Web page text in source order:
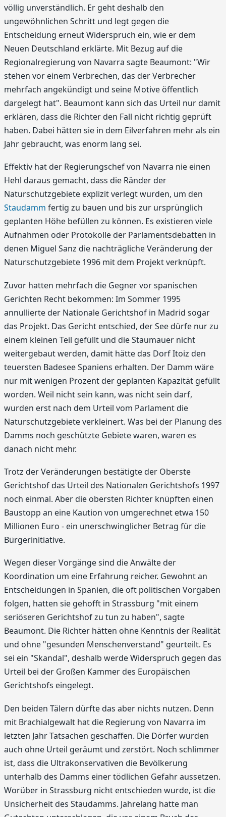
völlig unverständlich. Er geht deshalb den
ungewöhnlichen Schritt und legt gegen die
Entscheidung erneut Widerspruch ein, wie er dem
Neuen Deutschland erklärte. Mit Bezug auf die
Regionalregierung von Navarra sagte Beaumont: "Wir
stehen vor einem Verbrechen, das der Verbrecher
mehrfach angekündigt und seine Motive öffentlich
dargelegt hat". Beaumont kann sich das Urteil nur damit
erklären, dass die Richter den Fall nicht richtig geprüft
haben. Dabei hätten sie in dem Eilverfahren mehr als ein
Jahr gebraucht, was enorm lang sei.
Effektiv hat der Regierungschef von Navarra nie einen
Hehl daraus gemacht, dass die Ränder der
Naturschutzgebiete explizit verlegt wurden, um den
Staudamm fertig zu bauen und bis zur ursprünglich
geplanten Höhe befüllen zu können. Es existieren viele
Aufnahmen oder Protokolle der Parlamentsdebatten in
denen Miguel Sanz die nachträgliche Veränderung der
Naturschutzgebiete 1996 mit dem Projekt verknüpft.
Zuvor hatten mehrfach die Gegner vor spanischen
Gerichten Recht bekommen: Im Sommer 1995
annullierte der Nationale Gerichtshof in Madrid sogar
das Projekt. Das Gericht entschied, der See dürfe nur zu
einem kleinen Teil gefüllt und die Staumauer nicht
weitergebaut werden, damit hätte das Dorf Itoiz den
teuersten Badesee Spaniens erhalten. Der Damm wäre
nur mit wenigen Prozent der geplanten Kapazität gefüllt
worden. Weil nicht sein kann, was nicht sein darf,
wurden erst nach dem Urteil vom Parlament die
Naturschutzgebiete verkleinert. Was bei der Planung des
Damms noch geschützte Gebiete waren, waren es
danach nicht mehr.
Trotz der Veränderungen bestätigte der Oberste
Gerichtshof das Urteil des Nationalen Gerichtshofs 1997
noch einmal. Aber die obersten Richter knüpften einen
Baustopp an eine Kaution von umgerechnet etwa 150
Millionen Euro - ein unerschwinglicher Betrag für die
Bürgerinitiative.
Wegen dieser Vorgänge sind die Anwälte der
Koordination um eine Erfahrung reicher. Gewohnt an
Entscheidungen in Spanien, die oft politischen Vorgaben
folgen, hatten sie gehofft in Strassburg "mit einem
seriöseren Gerichtshof zu tun zu haben", sagte
Beaumont. Die Richter hätten ohne Kenntnis der Realität
und ohne "gesunden Menschenverstand" geurteilt. Es
sei ein "Skandal", deshalb werde Widerspruch gegen das
Urteil bei der Großen Kammer des Europäischen
Gerichtshofs eingelegt.
Den beiden Tälern dürfte das aber nichts nutzen. Denn
mit Brachialgewalt hat die Regierung von Navarra im
letzten Jahr Tatsachen geschaffen. Die Dörfer wurden
auch ohne Urteil geräumt und zerstört. Noch schlimmer
ist, dass die Ultrakonservativen die Bevölkerung
unterhalb des Damms einer tödlichen Gefahr aussetzen.
Worüber in Strassburg nicht entschieden wurde, ist die
Unsicherheit des Staudamms. Jahrelang hatte man